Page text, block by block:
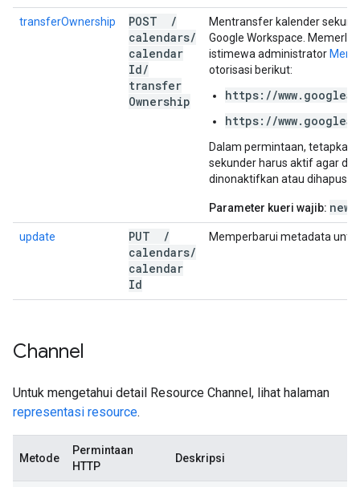
transferOwnership POST
/
calendars/
calendar
Id/
transfer
Ownership
Mentransfer kalender
Google Workspace.
istimewa administrator
otorisasi berikut:
https://
https://
Dalam permintaan, tetapkan
sekunder harus aktif agar
dinonaktifkan atau dihapus
Parameter kueri wajib:
update PUT
/
calendars/
calendar
Id
Memperbarui metadata
Channel
Untuk mengetahui detail Resource Channel, lihat halaman
representasi resource.
Metode
Permintaan
HTTP
Deskripsi